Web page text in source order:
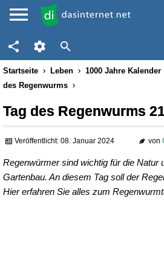
Startseite Leben 1000 Jahre Kalender
des Regenwurms
Tag des Regenwurms
Veröffentlicht: 08. Januar 2024 von
Regenwürmer sind wichtig für die Natur
Gartenbau. An diesem Tag soll der
Hier erfahren Sie alles zum